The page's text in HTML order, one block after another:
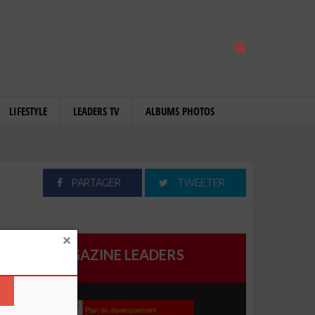
LIFESTYLE LEADERS TV ALBUMS PHOTOS
PARTAGER TWEETER
MAGAZINE LEADERS